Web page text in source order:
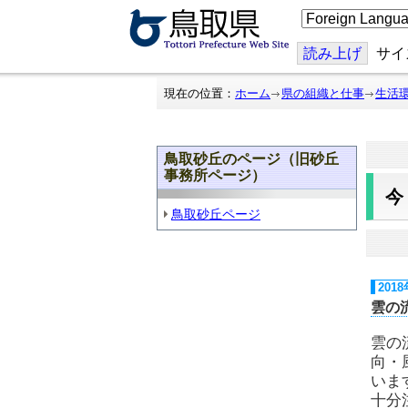
こ
の
ジ
を
翻
読み上げ サ
現在の位置： ホーム 県の組織と仕事 生活
鳥取砂丘のページ（旧砂丘
事務所ページ）
鳥取砂丘ページ
2018
雲の
雲の
向・
いま
十分